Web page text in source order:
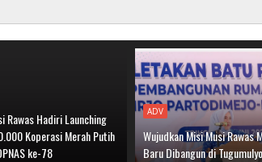
Rawas Hadiri Launching
Koperasi Merah Putih
ke-78
ADV
Wujudkan Misi Musi Rawas
Baru Dibangun di